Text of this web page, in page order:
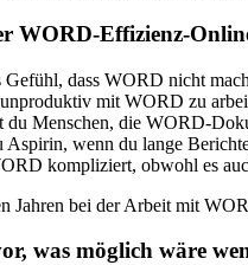
WORD-Effizienz-
Gefühl, dass WORD nicht
mit WORD zu
du Menschen, die WORD-
Aspirin, wenn du lange
kompliziert, obwohl es
Jahren bei der Arbeit mit
was möglich wäre